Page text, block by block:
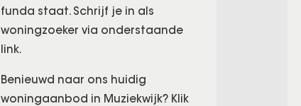
funda staat. Schrijf je in als
woningzoeker via onderstaande
link.
Benieuwd naar ons huidig
woningaanbod in Muziekwijk? Klik